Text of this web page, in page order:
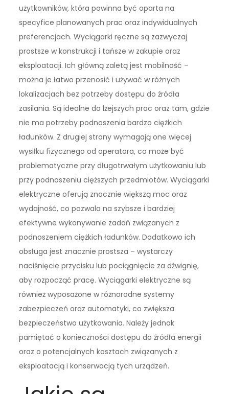
użytkowników, która powinna być oparta na
specyfice planowanych prac oraz indywidualnych
preferencjach. Wyciągarki ręczne są zazwyczaj
prostsze w konstrukcji i tańsze w zakupie oraz
eksploatacji. Ich główną zaletą jest mobilność –
można je łatwo przenosić i używać w różnych
lokalizacjach bez potrzeby dostępu do źródła
zasilania. Są idealne do lżejszych prac oraz tam, gdzie
nie ma potrzeby podnoszenia bardzo ciężkich
ładunków. Z drugiej strony wymagają one więcej
wysiłku fizycznego od operatora, co może być
problematyczne przy długotrwałym użytkowaniu lub
przy podnoszeniu cięższych przedmiotów. Wyciągarki
elektryczne oferują znacznie większą moc oraz
wydajność, co pozwala na szybsze i bardziej
efektywne wykonywanie zadań związanych z
podnoszeniem ciężkich ładunków. Dodatkowo ich
obsługa jest znacznie prostsza – wystarczy
naciśnięcie przycisku lub pociągnięcie za dźwignię,
aby rozpocząć pracę. Wyciągarki elektryczne są
również wyposażone w różnorodne systemy
zabezpieczeń oraz automatyki, co zwiększa
bezpieczeństwo użytkowania. Należy jednak
pamiętać o konieczności dostępu do źródła energii
oraz o potencjalnych kosztach związanych z
eksploatacją i konserwacją tych urządzeń.